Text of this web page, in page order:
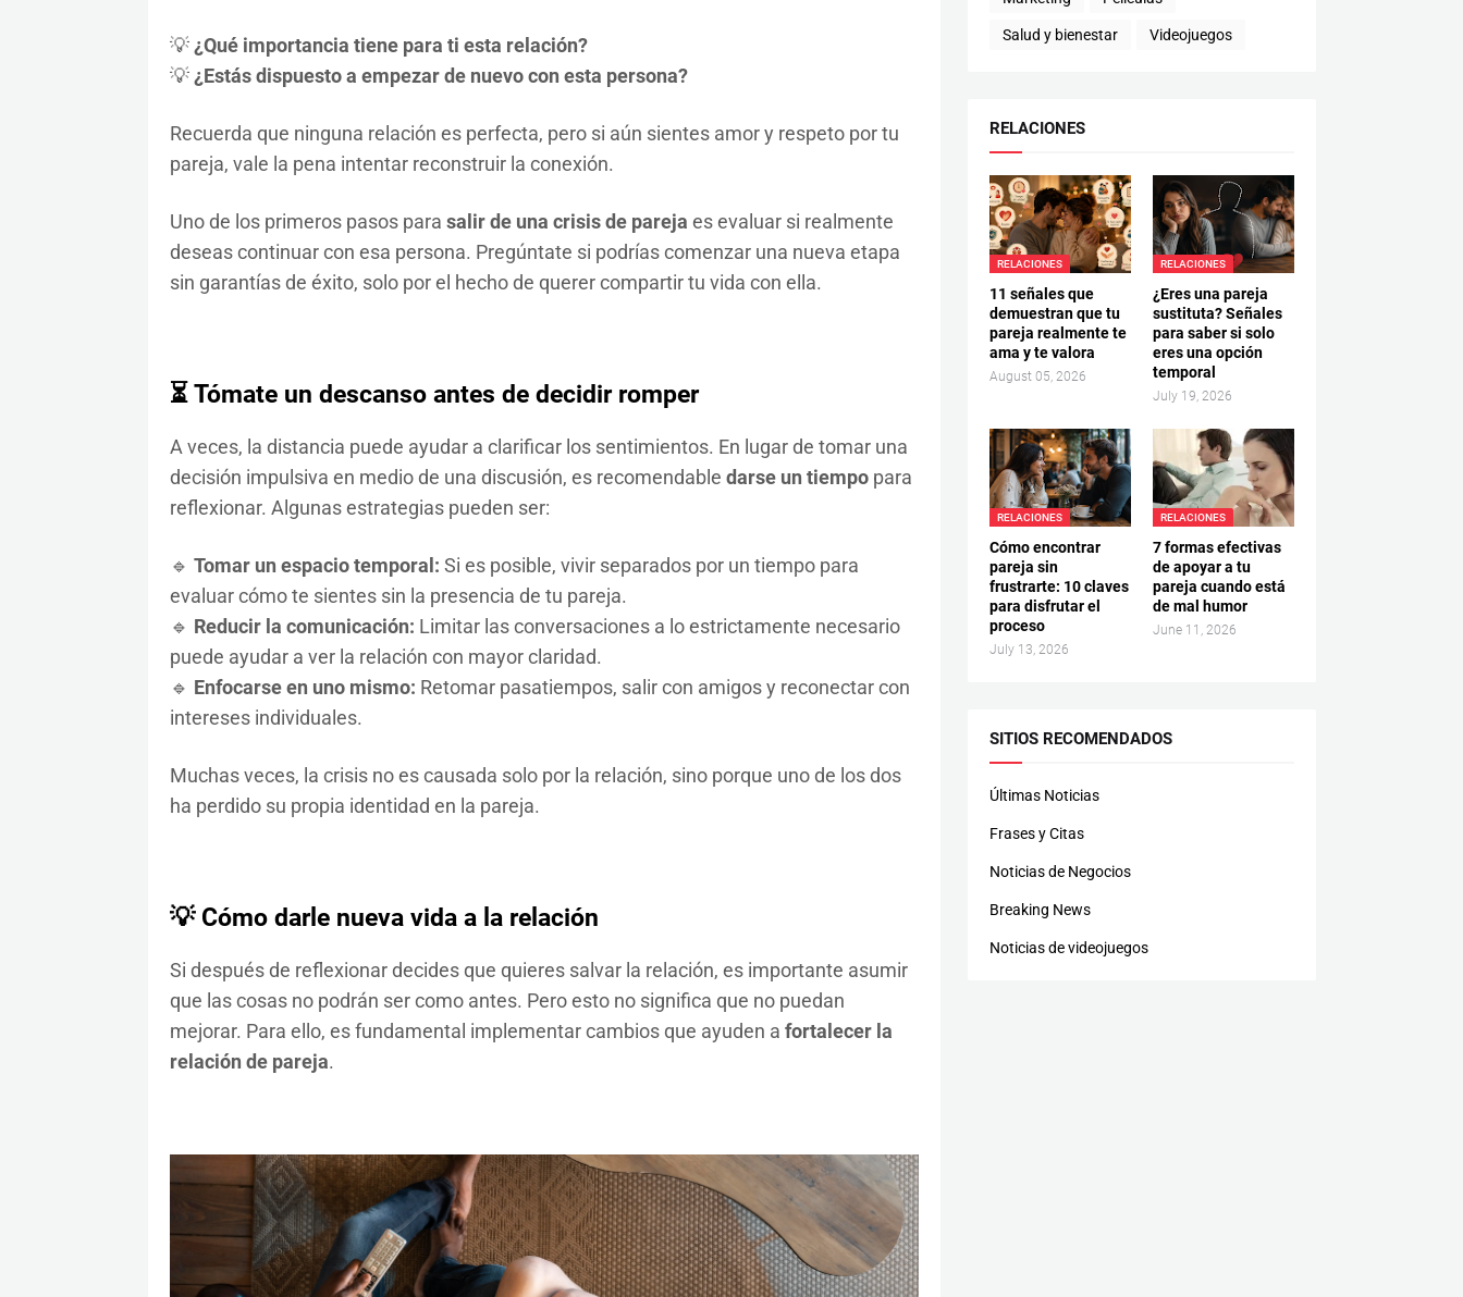
💡¿Qué importancia tiene para ti esta relación?
💡¿Estás dispuesto a empezar de nuevo con esta persona?
Recuerda que ninguna relación es perfecta, pero si aún sientes amor y respeto por tu
pareja, vale la pena intentar reconstruir la conexión.
Uno de los primeros pasos para salir de una crisis de pareja es evaluar si realmente
deseas continuar con esa persona. Pregúntate si podrías comenzar una nueva etapa
sin garantías de éxito, solo por el hecho de querer compartir tu vida con ella.
⏳ Tómate un descanso antes de decidir romper
A veces, la distancia puede ayudar a clarificar los sentimientos. En lugar de tomar una
decisión impulsiva en medio de una discusión, es recomendable darse un tiempopara
reflexionar. Algunas estrategias pueden ser:
🔹 Tomar un espacio temporal: Si es posible, vivir separados por un tiempo para
evaluar cómo te sientes sin la presencia de tu pareja.
🔹 Reducir la comunicación: Limitar las conversaciones a lo estrictamente necesario
puede ayudar a ver la relación con mayor claridad.
🔹 Enfocarse en uno mismo: Retomar pasatiempos, salir con amigos y reconectar con
intereses individuales.
Muchas veces, la crisis no es causada solo por la relación, sino porque uno de los dos
ha perdido su propia identidad en la pareja.
💡 Cómo darle nueva vida a la relación
Si después de reflexionar decides que quieres salvar la relación, es importante asumir
que las cosas no podrán ser como antes. Pero esto no significa que no puedan
mejorar. Para ello, es fundamental implementar cambios que ayuden a fortalecer la
relación de pareja.
Salud y bienestar Videojuegos
RELACIONES
RELACIONES
11 señales que
demuestran que tu
pareja realmente te
ama y te valora
August 05, 2026
RELACIONES
¿Eres una pareja
sustituta? Señales
para saber si solo
eres una opción
temporal
July 19, 2026
RELACIONES
Cómo encontrar
pareja sin
frustrarte: 10 claves
para disfrutar el
proceso
July 13, 2026
RELACIONES
7 formas efectivas
de apoyar a tu
pareja cuando está
de mal humor
June 11, 2026
SITIOS RECOMENDADOS
Últimas Noticias
Frases y Citas
Noticias de Negocios
Breaking News
Noticias de videojuegos